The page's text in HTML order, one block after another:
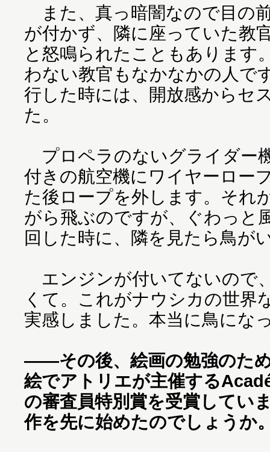
また、真っ暗闇なので目の
が付かず、隣に座っていた教
と怒鳴られたこともあります
わない教官もなかなかの人で
行した時には、開放感からセ
た。
プロペラのないグライダー
付きの航空機にワイヤーロー
た後ロープを外します。それ
がら飛ぶのですが、ぐわっと
回した時に、隣を見たら鳥が
エンジンが付いてないので
くて。これがナウシカの世界
実感しました。本当に鳥にな
――その後、絵画の勉強のた
絵でアトリエが主催する
の審査員特別賞を受賞してい
作を先に始めたのでしょうか